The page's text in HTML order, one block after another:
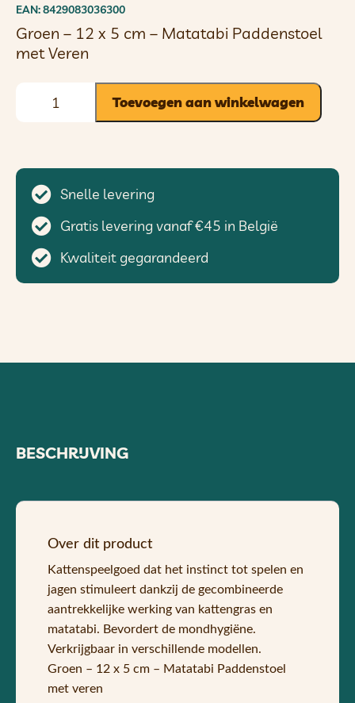
EAN: 8429083036300
Groen – 12 x 5 cm – Matatabi Paddenstoel
met Veren
Toevoegen aan winkelwagen
Snelle levering
Gratis levering vanaf €45 in België
Kwaliteit gegarandeerd
BESCHRIJVING
Over dit product
Kattenspeelgoed dat het instinct tot spelen en
jagen stimuleert dankzij de gecombineerde
aantrekkelijke werking van kattengras en
matatabi. Bevordert de mondhygiëne.
Verkrijgbaar in verschillende modellen.
Groen – 12 x 5 cm – Matatabi Paddenstoel
met veren